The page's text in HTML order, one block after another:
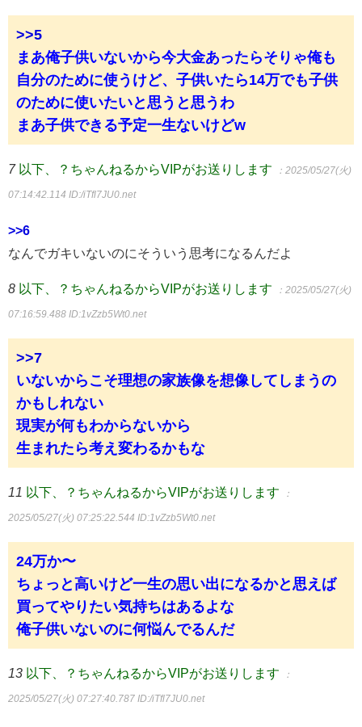
>>5
まあ俺子供いないから今大金あったらそりゃ俺も
自分のために使うけど、子供いたら14万でも子供
のために使いたいと思うと思うわ
まあ子供できる予定一生ないけどw
7 以下、？ちゃんねるからVIPがお送りします ：2025/05/27(火)
07:14:42.114 ID:/iTfl7JU0.net
>>6
なんでガキいないのにそういう思考になるんだよ
8 以下、？ちゃんねるからVIPがお送りします ：2025/05/27(火)
07:16:59.488 ID:1vZzb5Wt0.net
>>7
いないからこそ理想の家族像を想像してしまうの
かもしれない
現実が何もわからないから
生まれたら考え変わるかもな
11 以下、？ちゃんねるからVIPがお送りします ：
2025/05/27(火) 07:25:22.544 ID:1vZzb5Wt0.net
24万か〜
ちょっと高いけど一生の思い出になるかと思えば
買ってやりたい気持ちはあるよな
俺子供いないのに何悩んでるんだ
13 以下、？ちゃんねるからVIPがお送りします ：
2025/05/27(火) 07:27:40.787 ID:/iTfl7JU0.net